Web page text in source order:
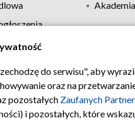
Regulamin
do serwisu", aby
oraz na
pozostałych Zaufanych
i pozostałych, które